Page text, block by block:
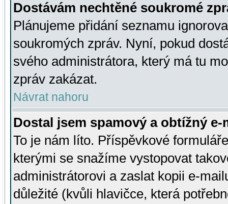
Dostávám nechtěné soukromé
Plánujeme přidání seznamu
soukromých zpráv. Nyní, pokud
svého administrátora, který má tu
zpráv zakázat.
Návrat nahoru
Dostal jsem spamový a obtížný
To je nám líto. Příspěvkové
kterými se snažíme vystopovat
administrátorovi a zaslat kopii e-
důležité (kvůli hlavičce, která